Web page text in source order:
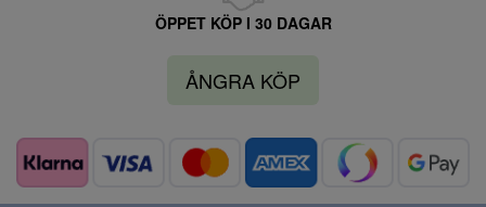
ÖPPET KÖP I 30 DAGAR
ÅNGRA KÖP